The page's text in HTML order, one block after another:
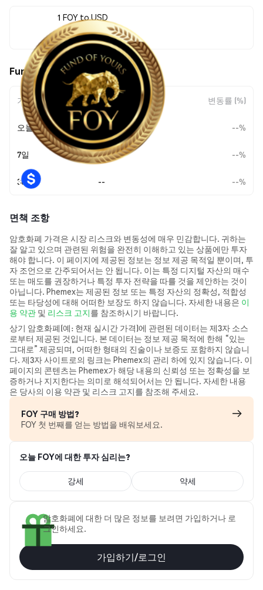
1 FOY to USD
$0.00000017
Fund Of Yours (FOY) 가격 움직임
기간 변동 폭 변동률 (%)
오늘 -- --%
7일 -- --%
30일 -- --%
면책 조항
암호화폐 가격은 시장 리스크와 변동성에 매우 민감합니다. 귀하는
잘 알고 있으며 관련된 위험을 완전히 이해하고 있는 상품에만 투자
해야 합니다. 이 페이지에 제공된 정보는 정보 제공 목적일 뿐이며, 투
자 조언으로 간주되어서는 안 됩니다. 이는 특정 디지털 자산의 매수
또는 매도를 권장하거나 특정 투자 전략을 따를 것을 제안하는 것이
아닙니다. Phemex는 제공된 정보 또는 특정 자산의 정확성, 적합성
또는 타당성에 대해 어떠한 보장도 하지 않습니다. 자세한 내용은 이
용 약관 및 리스크 고지를 참조하시기 바랍니다.
상기 암호화폐(예: 현재 실시간 가격)에 관련된 데이터는 제3자 소스
로부터 제공된 것입니다. 본 데이터는 정보 제공 목적에 한해 “있는
그대로” 제공되며, 어떠한 형태의 진술이나 보증도 포함하지 않습니
다. 제3자 사이트로의 링크는 Phemex의 관리 하에 있지 않습니다. 이
페이지의 콘텐츠는 Phemex가 해당 내용의 신뢰성 또는 정확성을 보
증하거나 지지한다는 의미로 해석되어서는 안 됩니다. 자세한 내용
은 당사의 이용 약관 및 리스크 고지를 참조해 주세요.
FOY 구매 방법?
FOY 첫 번째를 얻는 방법을 배워보세요.
오늘 FOY에 대한 투자 심리는?
강세 약세
암호화폐에 대한 더 많은 정보를 보려면 가입하거나 로
그인하세요.
가입하기/로그인